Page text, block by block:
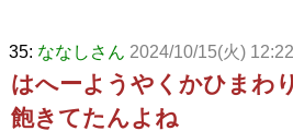
35: ななしさん 2024/10/15(火)
はへーようやくかひまわ
飽きてたんよね